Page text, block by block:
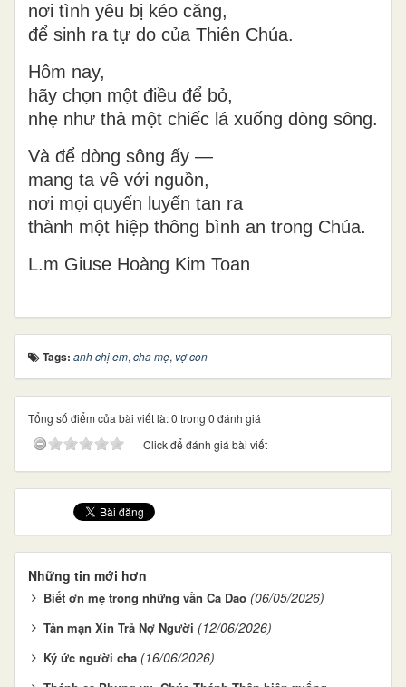
nơi tình yêu bị kéo căng,
để sinh ra tự do của Thiên Chúa.
Hôm nay,
hãy chọn một điều để bỏ,
nhẹ như thả một chiếc lá xuống dòng sông.
Và để dòng sông ấy —
mang ta về với nguồn,
nơi mọi quyến luyến tan ra
thành một hiệp thông bình an trong Chúa.
L.m Giuse Hoàng Kim Toan
Tags: anh chị em, cha mẹ, vợ con
Tổng số điểm của bài viết là: 0 trong 0 đánh giá
Click để đánh giá bài viết
Những tin mới hơn
Biết ơn mẹ trong những vần Ca Dao (06/05/2026)
Tản mạn Xin Trả Nợ Người (12/06/2026)
Ký ức người cha (16/06/2026)